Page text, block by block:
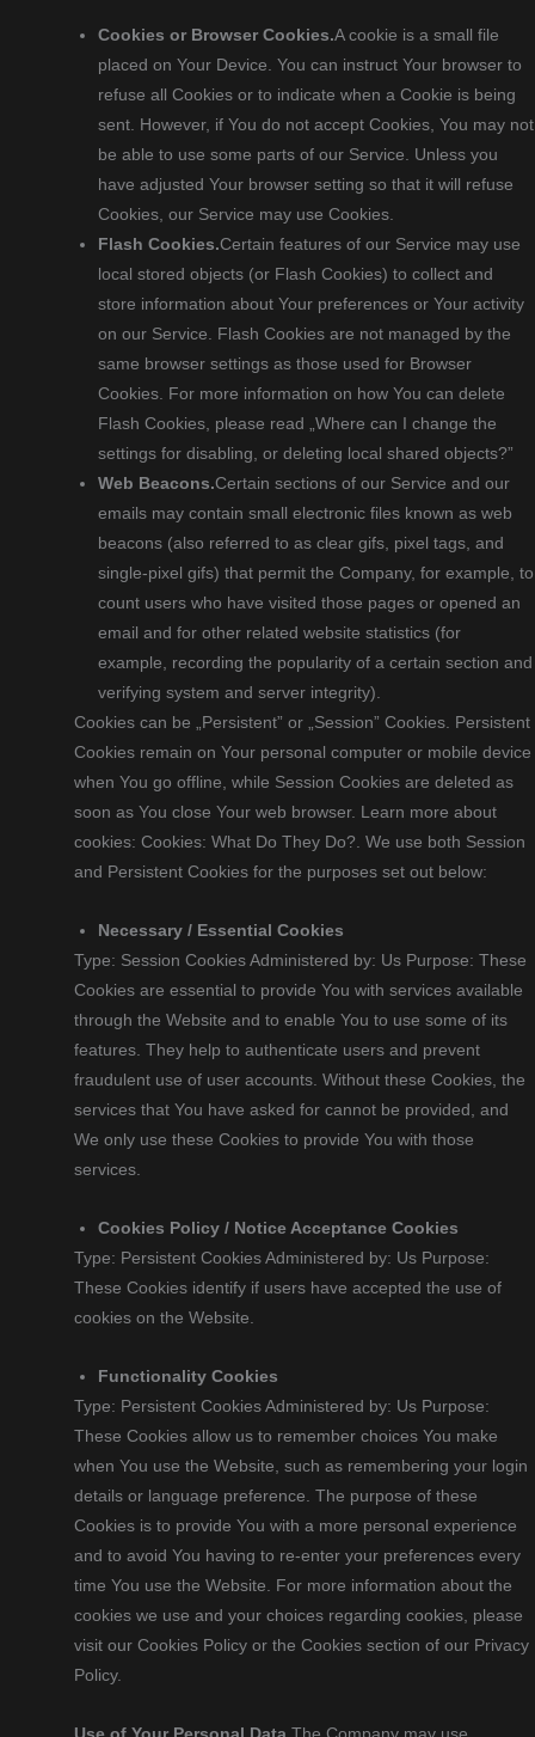
Cookies or Browser Cookies.A cookie is a small file
placed on Your Device. You can instruct Your browser to
refuse all Cookies or to indicate when a Cookie is being
sent. However, if You do not accept Cookies, You may not
be able to use some parts of our Service. Unless you
have adjusted Your browser setting so that it will refuse
Cookies, our Service may use Cookies.
Flash Cookies.Certain features of our Service may use
local stored objects (or Flash Cookies) to collect and
store information about Your preferences or Your activity
on our Service. Flash Cookies are not managed by the
same browser settings as those used for Browser
Cookies. For more information on how You can delete
Flash Cookies, please read „Where can I change the
settings for disabling, or deleting local shared objects?”
Web Beacons.Certain sections of our Service and our
emails may contain small electronic files known as web
beacons (also referred to as clear gifs, pixel tags, and
single-pixel gifs) that permit the Company, for example, to
count users who have visited those pages or opened an
email and for other related website statistics (for
example, recording the popularity of a certain section and
verifying system and server integrity).
Cookies can be „Persistent” or „Session” Cookies. Persistent
Cookies remain on Your personal computer or mobile device
when You go offline, while Session Cookies are deleted as
soon as You close Your web browser. Learn more about
cookies: Cookies: What Do They Do?. We use both Session
and Persistent Cookies for the purposes set out below:
Necessary / Essential Cookies
Type: Session Cookies Administered by: Us Purpose: These
Cookies are essential to provide You with services available
through the Website and to enable You to use some of its
features. They help to authenticate users and prevent
fraudulent use of user accounts. Without these Cookies, the
services that You have asked for cannot be provided, and
We only use these Cookies to provide You with those
services.
Cookies Policy / Notice Acceptance Cookies
Type: Persistent Cookies Administered by: Us Purpose:
These Cookies identify if users have accepted the use of
cookies on the Website.
Functionality Cookies
Type: Persistent Cookies Administered by: Us Purpose:
These Cookies allow us to remember choices You make
when You use the Website, such as remembering your login
details or language preference. The purpose of these
Cookies is to provide You with a more personal experience
and to avoid You having to re-enter your preferences every
time You use the Website. For more information about the
cookies we use and your choices regarding cookies, please
visit our Cookies Policy or the Cookies section of our Privacy
Policy.